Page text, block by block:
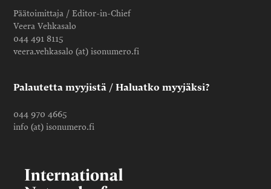
Päätoimittaja / Editor-in-Chief
Veera Vehkasalo
044 491 8115
veera.vehkasalo (at) isonumero.fi
Palautetta myyjistä / Haluatko myyjäksi?
044 970 4665
info (at) isonumero.fi